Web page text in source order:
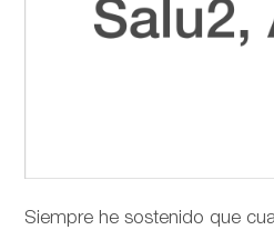
Siempre he sostenido que